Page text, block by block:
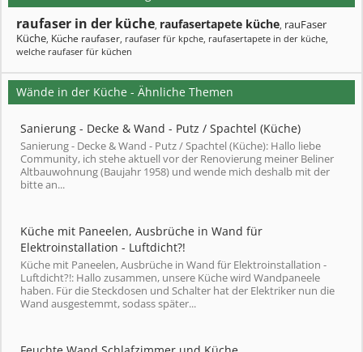
raufaser in der küche, raufasertapete küche, rauFaser
Küche, Küche raufaser, raufaser für kpche, raufasertapete in der küche,
welche raufaser für küchen
Wände in der Küche - Ähnliche Themen
Sanierung - Decke & Wand - Putz / Spachtel (Küche)
Sanierung - Decke & Wand - Putz / Spachtel (Küche): Hallo liebe
Community, ich stehe aktuell vor der Renovierung meiner Beliner
Altbauwohnung (Baujahr 1958) und wende mich deshalb mit der
bitte an...
Küche mit Paneelen, Ausbrüche in Wand für
Elektroinstallation - Luftdicht?!
Küche mit Paneelen, Ausbrüche in Wand für Elektroinstallation -
Luftdicht?!: Hallo zusammen, unsere Küche wird Wandpaneele
haben. Für die Steckdosen und Schalter hat der Elektriker nun die
Wand ausgestemmt, sodass später...